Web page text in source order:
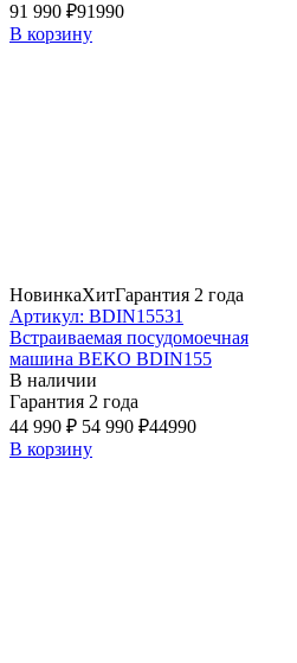
91 990 ₽91990
В корзину
НовинкаХитГарантия 2 года
Артикул: BDIN15531
Встраиваемая посудомоечная
машина BEKO BDIN155
В наличии
Гарантия 2 года
44 990 ₽ 54 990 ₽44990
В корзину